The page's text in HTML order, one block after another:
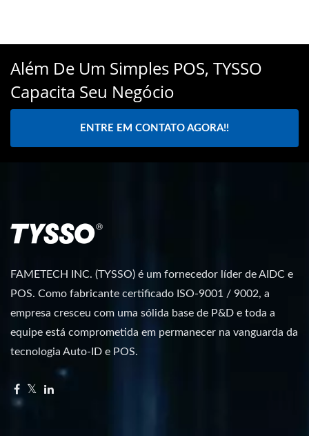
Além De Um Simples POS, TYSSO
Capacita Seu Negócio
ENTRE EM CONTATO AGORA!!
FAMETECH INC. (TYSSO) é um fornecedor líder de AIDC e
POS. Como fabricante certificado ISO-9001 / 9002, a
empresa cresceu com uma sólida base de P&D e toda a
equipe está comprometida em permanecer na vanguarda da
tecnologia Auto-ID e POS.